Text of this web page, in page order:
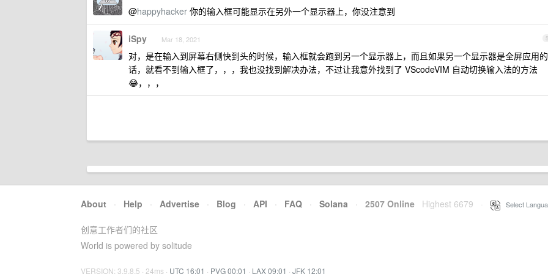
@happyhacker 你的输入框可能显示在另外一个显示器上，你没注意到
5
iSpy Mar 18, 2021
对，是在输入到屏幕右侧快到头的时候，输入框就会跑到另一个显示器上，而且如果另一个显示器是全屏应用的
话，就看不到输入框了，，，我也没找到解决办法，不过让我意外找到了 VScodeVIM 自动切换输入法的方法
😂，，，
About · Help · Advertise · Blog · API · FAQ · Solana · 2507 Online Highest 6679 Select
创意工作者们的社区
World is powered by solitude
VERSION: 3.9.8.5 · 24ms · UTC 16:01 · PVG 00:01 · LAX 09:01 · JFK 12:01